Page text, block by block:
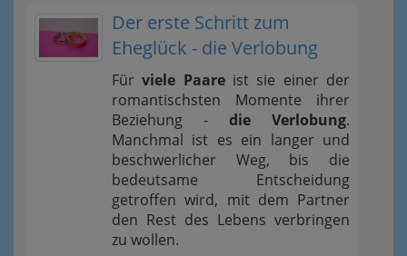
Der erste Schritt zum
Eheglück - die Verlobung
Fürviele Paareist sie einer der
romantischsten Momente ihrer
Beziehung - die Verlobung.
Manchmal ist es ein langer und
beschwerlicher Weg, bis die
bedeutsame Entscheidung
getroffen wird, mit dem Partner
den Rest des Lebens verbringen
zu wollen.